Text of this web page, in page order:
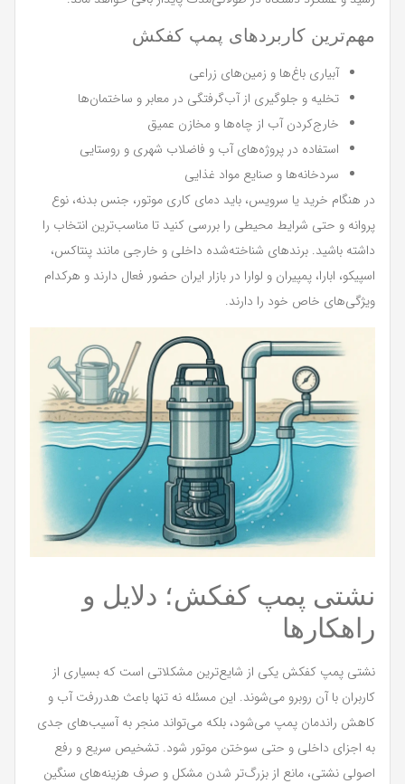
مهم‌ترین کاربردهای پمپ کفکش
آبیاری باغ‌ها و زمین‌های زراعی
تخلیه و جلوگیری از آب‌گرفتگی در معابر و ساختمان‌ها
خارج‌کردن آب از چاه‌ها و مخازن عمیق
استفاده در پروژه‌های آب و فاضلاب شهری و روستایی
سردخانه‌ها و صنایع مواد غذایی
در هنگام خرید یا سرویس، باید دمای کاری موتور، جنس بدنه، نوع
پروانه و حتی شرایط محیطی را بررسی کنید تا مناسب‌ترین انتخاب را
داشته باشید. برندهای شناخته‌شده داخلی و خارجی مانند پنتاکس،
اسپیکو، ابارا، پمپیران و لوارا در بازار ایران حضور فعال دارند و هرکدام
ویژگی‌های خاص خود را دارند.
نشتی پمپ کفکش؛ دلایل و
راهکارها
نشتی پمپ کفکش یکی از شایع‌ترین مشکلاتی است که بسیاری از
کاربران با آن روبرو می‌شوند. این مسئله نه تنها باعث هدررفت آب و
کاهش راندمان پمپ می‌شود، بلکه می‌تواند منجر به آسیب‌های جدی
به اجزای داخلی و حتی سوختن موتور شود. تشخیص سریع و رفع
اصولی نشتی، مانع از بزرگ‌تر شدن مشکل و صرف هزینه‌های سنگین